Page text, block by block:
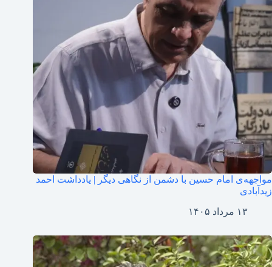
مواجهه‌ی امام حسین با دشمن از نگاهی دیگر | یادداشت احمد
زیدآبادی
۱۳ مرداد ۱۴۰۵